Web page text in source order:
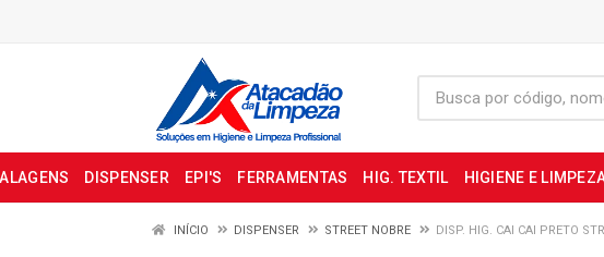
DISPENSER EPI'S FERRAMENTAS HIG. TEXTIL HIGIENE E
INÍCIO DISPENSER STREET NOBRE DISP. HIG. CAI CAI PRETO